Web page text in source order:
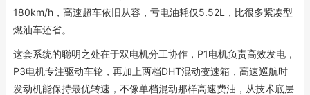
180km/h，高速超车依旧从容，亏电油耗仅5.52L，比很多紧凑型
燃油车还省。
这套系统的聪明之处在于双电机分工协作，P1电机负责高效发电，
P3电机专注驱动车轮，再加上两档DHT混动变速箱，高速巡航时
发动机能保持最优转速，不像单档混动那样高速费油，从技术底层